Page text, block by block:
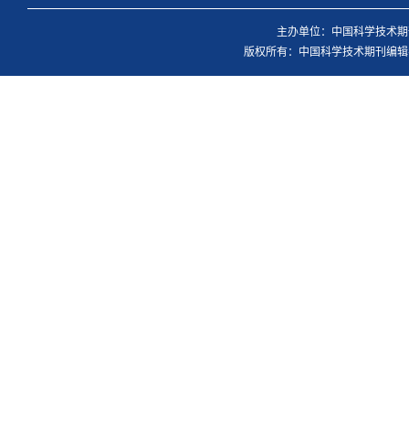
主办单位：中国科学技术
版权所有：中国科学技术期刊编